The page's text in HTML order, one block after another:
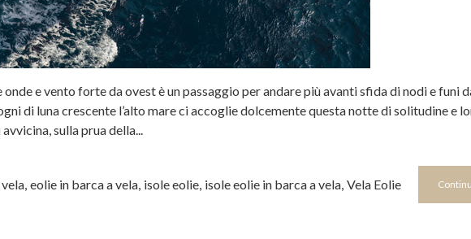
e vento forte da ovest è un passaggio per andare più avanti sfida di nodi e funi
di luna crescente l’alto mare ci accoglie dolcemente questa notte di solitudine e
sulla prua della...
, eolie in barca a vela, isole eolie, isole eolie in barca a vela, Vela Eolie